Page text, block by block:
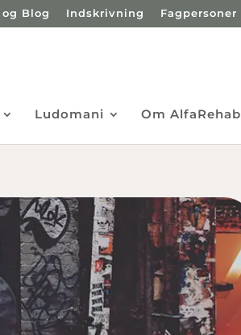
Blog Indskrivning Fagpersoner
Ludomani Om AlfaRehab